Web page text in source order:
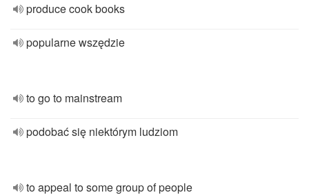
produce cook books
popularne wszędzie
to go to mainstream
podobać się niektórym ludziom
to appeal to some group of people